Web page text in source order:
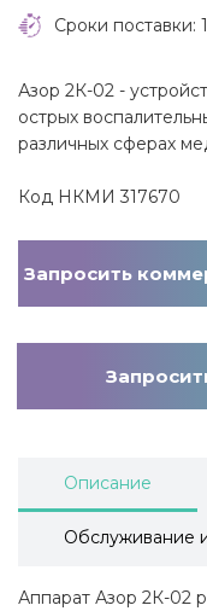
Сроки поставки:
Азор 2К-02 -
острых
различных сферах
Код НКМИ 317670
Запросить
Описание
Обслуживание
Аппарат Азор 2К-02